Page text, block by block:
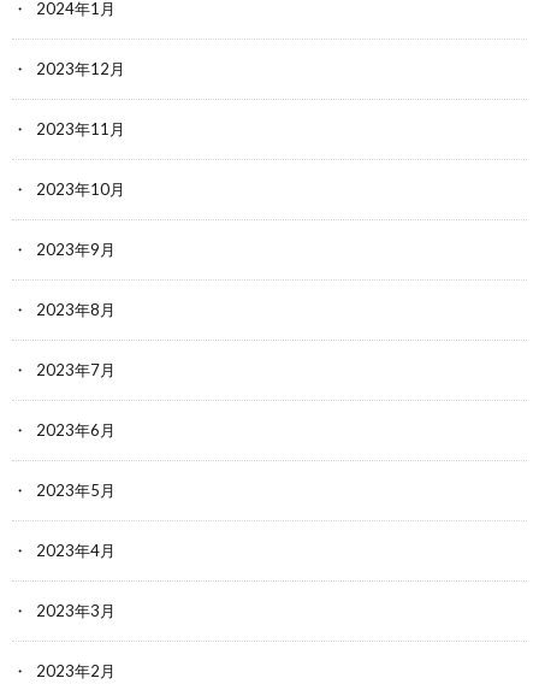
2024年1月
2023年12月
2023年11月
2023年10月
2023年9月
2023年8月
2023年7月
2023年6月
2023年5月
2023年4月
2023年3月
2023年2月